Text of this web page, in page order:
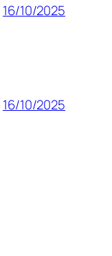
16/10/2025
16/10/2025